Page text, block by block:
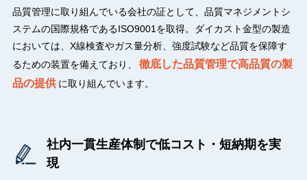
品質管理に取り組んでいる会社の証として、品質マネジメントシ
ステムの国際規格であるISO9001を取得。ダイカスト金型の製造
においては、X線検査やガス量分析、強度試験など品質を保障す
るための装置を備えており、
徹底した品質管理で高品質の製
品の提供 に取り組んでいます。
社内一貫生産体制で低コスト・短納期を実
現